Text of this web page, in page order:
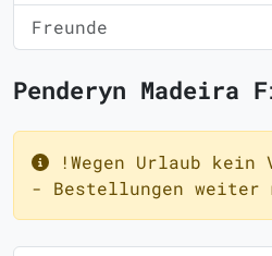
Freunde
Penderyn Madeira
!Wegen Urlaub kein
- Bestellungen weiter